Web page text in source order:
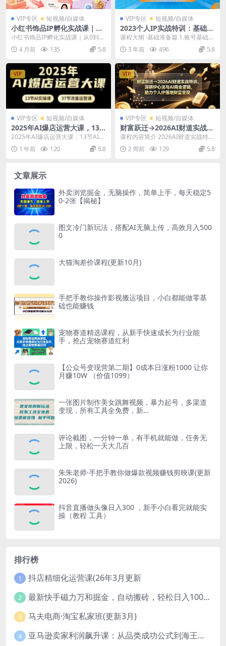
VIP专区 短视频/自媒体
小红书饰品IP孵化实战课｜从
0到1打造爆款饰品账号，精准
引流变现
小红书饰品IP孵化实战课｜从0到1
打造爆款饰品账号，精准引流变现
在小红书，饰品...
4 月前 135 5.8
VIP专区 短视频/自媒体
2023个人IP实战特训：基础准
备 短视频实操 高手进阶 变现
落地 数据 电商
课程大纲 ·基础准备篇 1.账号基础信
息搭建 2.规划内容赛道和人设记忆
点 3....3 年前 496 5.8
VIP
VIP专区 短视频/自媒体
2025年AI爆店运营大课，13
节AI实操课+37节流量运营课
2025年AI爆店运营大课，13节AI实
操课+37节流量运营课 课程内容：
1.... 1 年前 120 5.8
VIP
VIP专区 短视频/自媒体
财富跃迁→2026AI财道实战特
训，深耕IP心法与AI商业逻
辑，助力个人IP落地财富变现
课程内容简介 2026AI财道实战特
训，融合心性智慧、商业思维与AI
落地玩法，全...
2 周前 129 5.8
文章展示
外卖浏览掘金，无脑操作，简单上手，每天稳定5
0-2张【揭秘】
图文冷门新玩法，搭配AI无脑上传，高效月入500
0
大猫淘差价课程(更新10月)
手把手教你操作影视搬运项目，小白都能做零基
础也能赚钱
宠物赛道精选课程，从新手快速成长为行业能
手，抢占宠物赛道红利
【公众号变现营第二期】0成本日涨粉1000 让你
月赚10W （价值1099）
一张图片制作美女跳舞视频，暴力起号，多渠道
变现，所有工具全免费，新…
评论截图，一分钟一单，有手机就能做，任务无
上限，轻松一天大几百
朱朱老师·手把手教你做爆款视频赚钱剪映课(更新
2026)
抖音直播做头像日入300 ，新手小白看完就能实
操（教程 工具）
排行榜
1 抖店精细化运营课(26年3月更新
2 最新快手磁力万和掘金，自动搬砖，轻松日入100-200，操作简单
3 马夫电商·淘宝私家班(更新3月)
4 亚马逊卖家利润飙升课：从品类成功公式到海王打法，让每个SKU都成爆款一路飙升(更新26年3月